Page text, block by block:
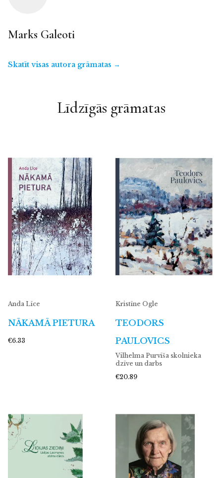
Marks Galeoti
Skatīt visas autora grāmatas →
Līdzīgās grāmatas
Anda Līce
NĀKAMĀ PIETURA
€6.33
Kristīne Ogle
TEODORS
PAULOVICS
Vilhelma Purvīša skolnieka
dzīve un darbs
€20.89